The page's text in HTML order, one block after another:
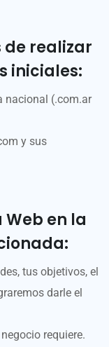
de realizar
iniciales:
nacional (.com.ar
y sus
en la
tus objetivos, el
darle el
requiere.